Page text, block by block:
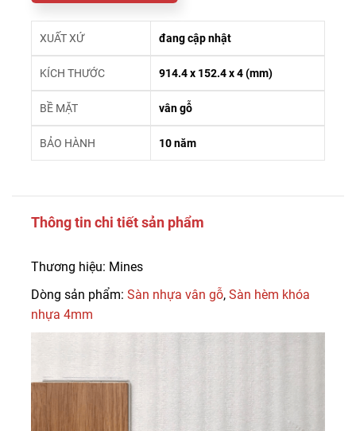
XUẤT XỨ đang cập nhật
KÍCH THƯỚC 914.4 x 152.4 x 4 (mm)
BỀ MẶT vân gỗ
BẢO HÀNH 10 năm
Thông tin chi tiết sản phẩm
Thương hiệu: Mines
Dòng sản phẩm: Sàn nhựa vân gỗ, Sàn hèm khóa
nhựa 4mm